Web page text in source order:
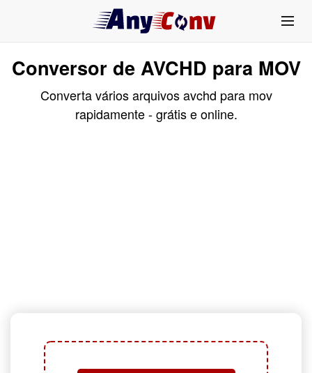
Conversor de AVCHD para MOV
Converta vários arquivos avchd para mov
rapidamente - grátis e online.